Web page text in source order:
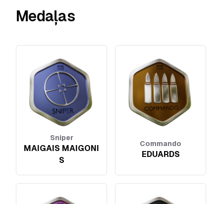
Medaļas
Sniper
MAIGAIS MAIGONI
S
Commando
EDUARDS